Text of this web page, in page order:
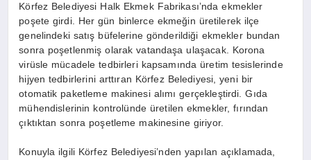
Körfez Belediyesi Halk Ekmek Fabrikası’nda ekmekler
poşete girdi. Her gün binlerce ekmeğin üretilerek ilçe
genelindeki satış büfelerine gönderildiği ekmekler bundan
sonra poşetlenmiş olarak vatandaşa ulaşacak. Korona
virüsle mücadele tedbirleri kapsamında üretim tesislerinde
hijyen tedbirlerini arttıran Körfez Belediyesi, yeni bir
otomatik paketleme makinesi alımı gerçekleştirdi. Gıda
mühendislerinin kontrolünde üretilen ekmekler, fırından
çıktıktan sonra poşetleme makinesine giriyor.
Konuyla ilgili Körfez Belediyesi’nden yapılan açıklamada,